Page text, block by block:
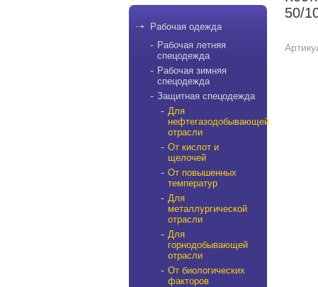
Рабочая одежда
Рабочая летняя
спецодежда
Рабочая зимняя
спецодежда
Защитная спецодежда
Для
нефтегазодобывающей
отрасли
От кислот и
щелочей
От повышенных
температур
Для
металлургической
отрасли
Для
горнодобывающей
отрасли
От биологических
факторов
50/